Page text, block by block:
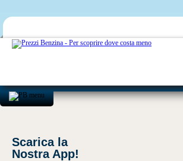
Scarica la
Nostra App!